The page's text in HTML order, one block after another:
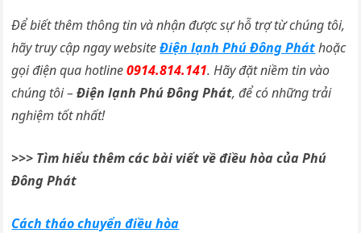
Để biết thêm thông tin và nhận được sự hỗ trợ từ chúng tôi,
hãy truy cập ngay website Điện lạnh Phú Đông Phát hoặc
gọi điện qua hotline0914.814.141. Hãy đặt niềm tin vào
chúng tôi –Điện lạnh Phú Đông Phát, để có những trải
nghiệm tốt nhất!
>>> Tìm hiểu thêm các bài viết về điều hòa của Phú
Đông Phát
Cách tháo chuyển điều hòa